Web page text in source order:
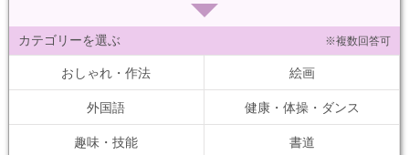
カテゴリーを選ぶ ※複数回答可
おしゃれ・作法 絵画
外国語 健康・体操・ダンス
趣味・技能 書道